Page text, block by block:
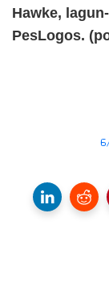
Hawke,
PesLogos.